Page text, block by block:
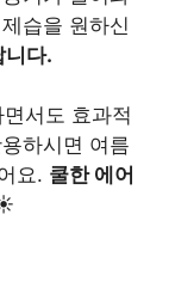
습을 원하신
니다.
서도 효과적
하시면 여름
요. 쿨한 에어